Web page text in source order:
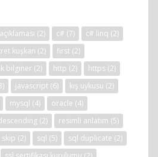
açıklaması (2) c# (7) c# linq (2)
kuşkan (2) first (2)
bilginer (2) http (2) https (2)
javascript (6) kış uykusu (2)
mysql (4) oracle (4)
(2) resimli anlatım (5)
skip (2) sql (5) sql duplicate (2)